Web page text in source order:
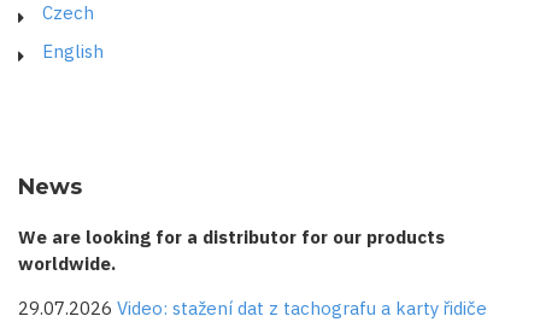
Czech
English
News
We are looking for a distributor for our products
worldwide.
29.07.2026 Video: stažení dat z tachografu a karty řidiče